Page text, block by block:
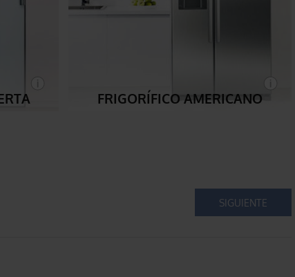
FRIGORÍFICO AMERICANO
SIGUIENTE